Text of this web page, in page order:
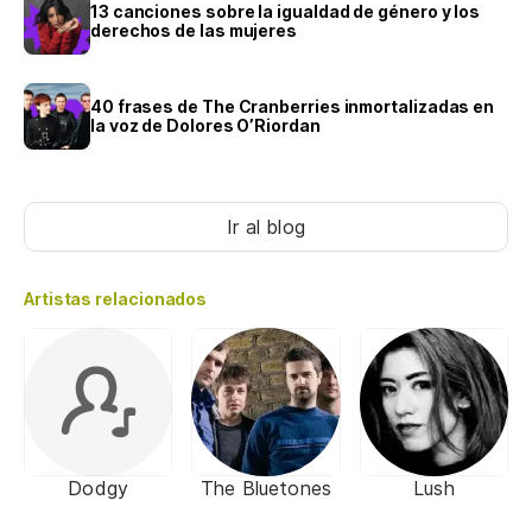
13 canciones sobre la igualdad de género y los
derechos de las mujeres
40 frases de The Cranberries inmortalizadas en
la voz de Dolores O’Riordan
Ir al blog
Artistas relacionados
Dodgy The Bluetones Lush